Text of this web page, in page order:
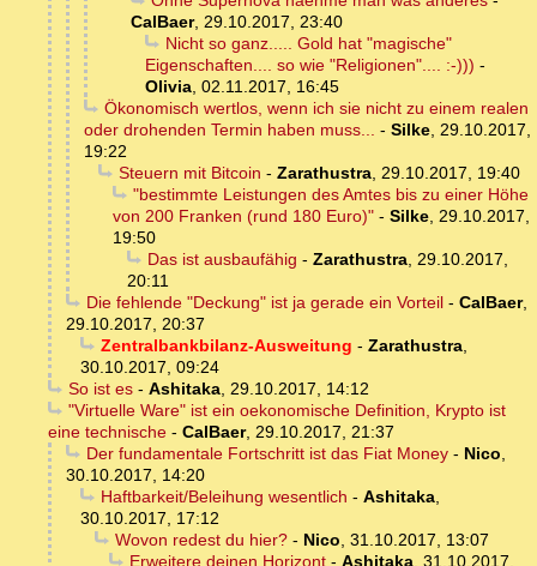
CalBaer, 29.10.2017, 23:40
Nicht so ganz..... Gold hat "magische"
Eigenschaften.... so wie "Religionen".... :-))) -
Olivia, 02.11.2017, 16:45
Ökonomisch wertlos, wenn ich sie nicht zu einem realen
oder drohenden Termin haben muss... - Silke, 29.10.2017,
19:22
Steuern mit Bitcoin - Zarathustra, 29.10.2017, 19:40
"bestimmte Leistungen des Amtes bis zu einer Höhe
von 200 Franken (rund 180 Euro)" - Silke, 29.10.2017,
19:50
Das ist ausbaufähig - Zarathustra, 29.10.2017,
20:11
Die fehlende "Deckung" ist ja gerade ein Vorteil- CalBaer,
29.10.2017, 20:37
Zentralbankbilanz-Ausweitung - Zarathustra,
30.10.2017, 09:24
So ist es- Ashitaka, 29.10.2017, 14:12
"Virtuelle Ware" ist ein oekonomische Definition, Krypto ist
eine technische - CalBaer, 29.10.2017, 21:37
Der fundamentale Fortschritt ist das Fiat Money- Nico,
30.10.2017, 14:20
Haftbarkeit/Beleihung wesentlich - Ashitaka,
30.10.2017, 17:12
Wovon redest du hier?- Nico, 31.10.2017, 13:07
Erweitere deinen Horizont- Ashitaka, 31.10.2017,